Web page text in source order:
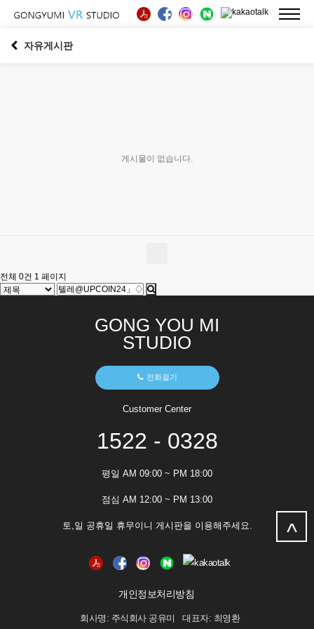
자유게시판
게시물이 없습니다.
전체 0건 1 페이지
GONG YOU MI
STUDIO
전화걸기
Customer Center
1522 - 0328
평일 AM 09:00 ~ PM 18:00
점심 AM 12:00 ~ PM 13:00
토,일 공휴일 휴무이니 게시판을 이용해주세요.
개인정보처리방침
회사명: 주식회사 공유미 대표자: 최영환
^